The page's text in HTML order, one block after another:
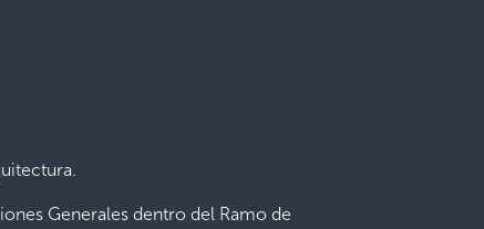
Generales dentro del Ramo de